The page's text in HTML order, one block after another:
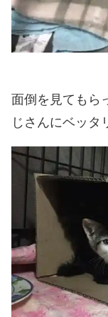
面倒を見てもら
じさんにベッタ